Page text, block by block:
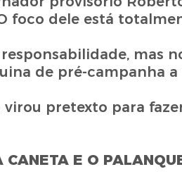
foco dele está
mas
de pré-campanha
pretexto para
CANETA E O